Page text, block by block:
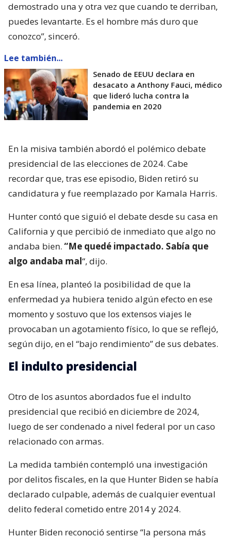
demostrado una y otra vez que cuando te derriban,
puedes levantarte. Es el hombre más duro que
conozco”, sinceró.
Lee también...
Senado de EEUU declara en
desacato a Anthony Fauci, médico
que lideró lucha contra la
pandemia en 2020
En la misiva también abordó el polémico debate
presidencial de las elecciones de 2024. Cabe
recordar que, tras ese episodio, Biden retiró su
candidatura y fue reemplazado por Kamala Harris.
Hunter contó que siguió el debate desde su casa en
California y que percibió de inmediato que algo no
andaba bien. “Me quedé impactado. Sabía que
algo andaba mal“, dijo.
En esa línea, planteó la posibilidad de que la
enfermedad ya hubiera tenido algún efecto en ese
momento y sostuvo que los extensos viajes le
provocaban un agotamiento físico, lo que se reflejó,
según dijo, en el “bajo rendimiento” de sus debates.
El indulto presidencial
Otro de los asuntos abordados fue el indulto
presidencial que recibió en diciembre de 2024,
luego de ser condenado a nivel federal por un caso
relacionado con armas.
La medida también contempló una investigación
por delitos fiscales, en la que Hunter Biden se había
declarado culpable, además de cualquier eventual
delito federal cometido entre 2014 y 2024.
Hunter Biden reconoció sentirse “la persona más